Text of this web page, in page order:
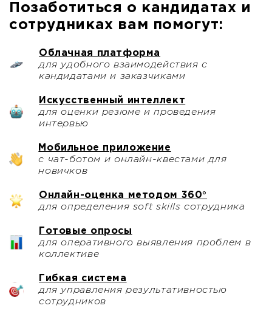
Позаботиться о кандидатах и
сотрудниках вам помогут:
Облачная платформа
для удобного взаимодействия с
кандидатами и заказчиками
Искусственный интеллект
для оценки резюме и проведения
интервью
Мобильное приложение
с чат-ботом и онлайн-квестами для
новичков
Онлайн-оценка методом 360°
для определения soft skills сотрудника
Готовые опросы
для оперативного выявления проблем в
коллективе
Гибкая система
для управления результативностью
сотрудников